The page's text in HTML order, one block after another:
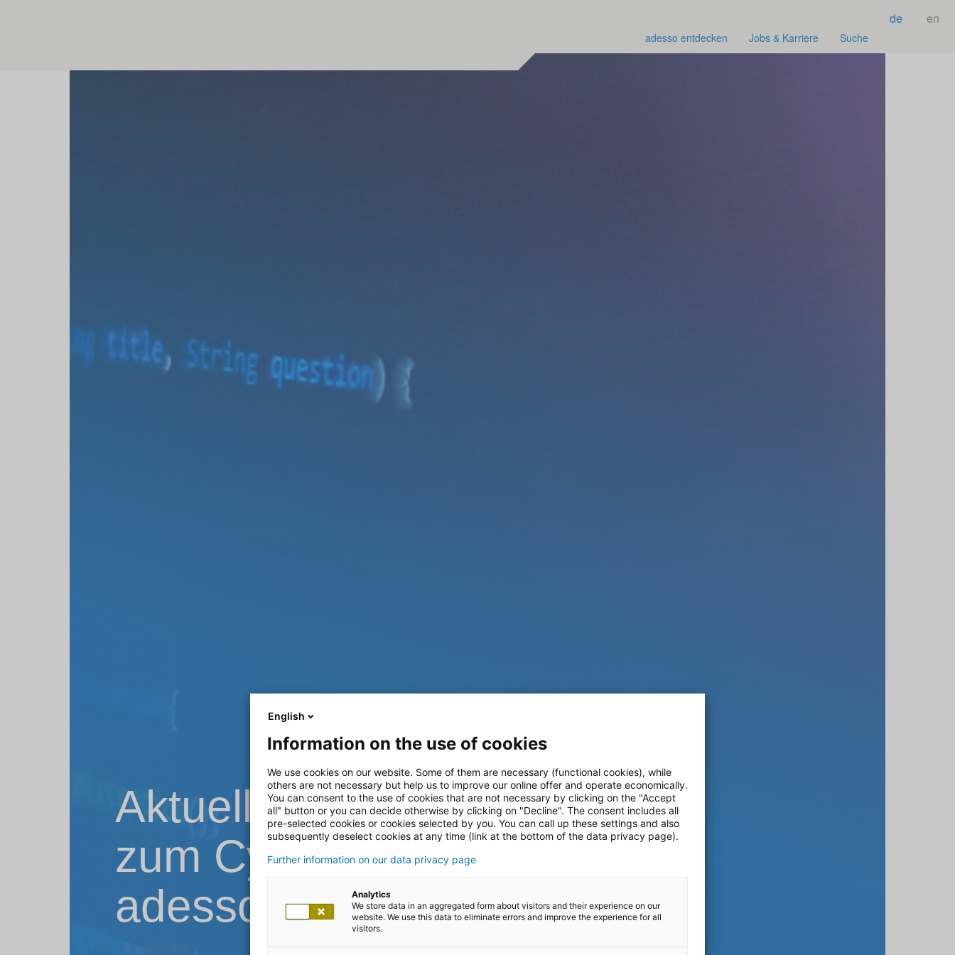
de en
adesso entdecken Jobs & Karriere Suche
Aktuelle Informationen
zum Cyber-Angriff auf
adesso
English
Information on the use of cookies
We use cookies on our website. Some of them are necessary (functional cookies), while
others are not necessary but help us to improve our online offer and operate economically.
You can consent to the use of cookies that are not necessary by clicking on the "Accept
all" button or you can decide otherwise by clicking on "Decline". The consent includes all
pre-selected cookies or cookies selected by you. You can call up these settings and also
subsequently deselect cookies at any time (link at the bottom of the data privacy page).
Further information on our data privacy page
Analytics
We store data in an aggregated form about visitors and their experience on our
website. We use this data to eliminate errors and improve the experience for all
visitors.